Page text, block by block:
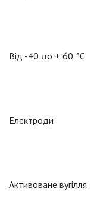
Від -40 до + 60 °C
Електроди
Активоване вугілля